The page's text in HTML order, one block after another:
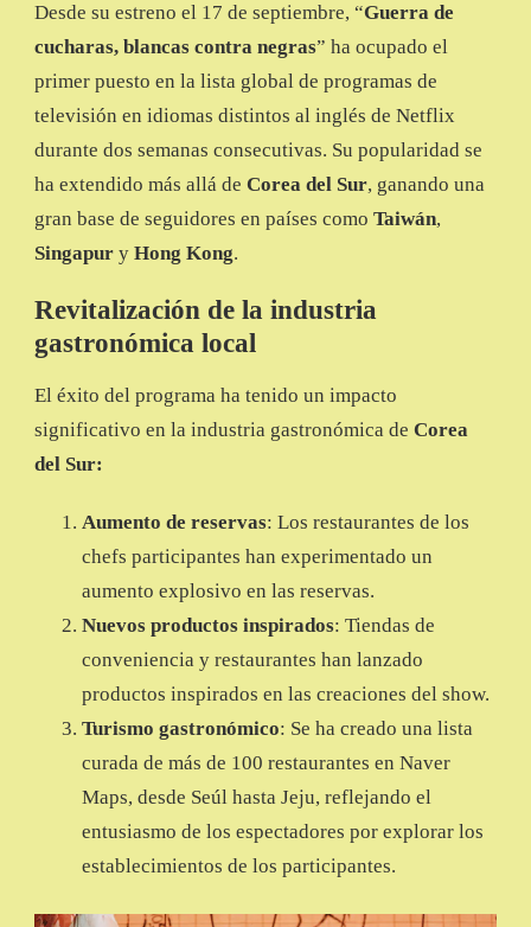
Desde su estreno el 17 de septiembre, “Guerra de
cucharas, blancas contra negras” ha ocupado el
primer puesto en la lista global de programas de
televisión en idiomas distintos al inglés de Netflix
durante dos semanas consecutivas. Su popularidad se
ha extendido más allá de Corea del Sur, ganando una
gran base de seguidores en países como Taiwán,
Singapur y Hong Kong.
Revitalización de la industria
gastronómica local
El éxito del programa ha tenido un impacto
significativo en la industria gastronómica de Corea
del Sur:
Aumento de reservas: Los restaurantes de los
chefs participantes han experimentado un
aumento explosivo en las reservas.
Nuevos productos inspirados: Tiendas de
conveniencia y restaurantes han lanzado
productos inspirados en las creaciones del show.
Turismo gastronómico: Se ha creado una lista
curada de más de 100 restaurantes en Naver
Maps, desde Seúl hasta Jeju, reflejando el
entusiasmo de los espectadores por explorar los
establecimientos de los participantes.